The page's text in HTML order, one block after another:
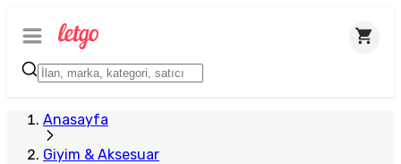
Anasayfa
Giyim & Aksesuar
Plus Satıcı